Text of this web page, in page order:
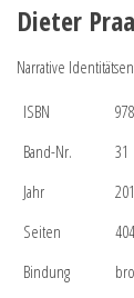
Dieter
Narrative
ISBN
Band-Nr.
31
Jahr
Seiten
404
Bindung